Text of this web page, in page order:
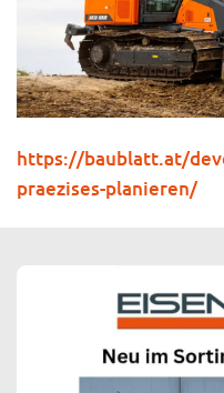
https://baublatt.at/
praezises-planieren/